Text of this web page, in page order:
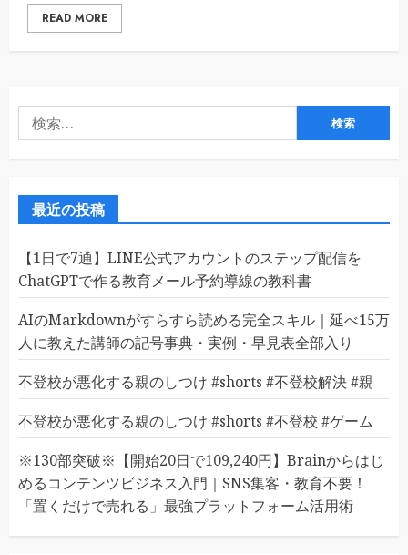
READ MORE
索:
最近の投稿
【1日で7通】LINE公式アカウントのステップ配信を
ChatGPTで作る教育メール予約導線の教科書
AIのMarkdownがすらすら読める完全スキル｜延べ15万
人に教えた講師の記号事典・実例・早見表全部入り
不登校が悪化する親のしつけ #shorts #不登校解決 #親
不登校が悪化する親のしつけ #shorts #不登校 #ゲーム
※130部突破※【開始20日で109,240円】Brainからはじ
めるコンテンツビジネス入門｜SNS集客・教育不要！
「置くだけで売れる」最強プラットフォーム活用術